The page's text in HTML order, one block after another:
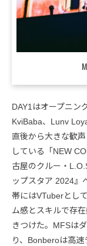
DAY1はオープニン
KviBaba、Lunv
直後から大きな歓
している「NEW
古屋のクルー・
ップスタア 2024』
帯にはVTuberとし
ム感とスキルで存
きつけた。MFSは
り、Bonberoは高